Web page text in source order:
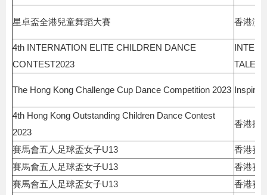
星卓盃全港兒童舞蹈大賽 香港演
4th INTERNATION ELITE CHILDREN DANCE
CONTEST2023
The Hong Kong Challenge Cup Dance Competition 2023
4th Hong Kong Outstanding Children Dance Contest
2023
香港拔
賽馬會五人足球盃女子U13
香港賽
賽馬會五人足球盃女子U13
香港賽
賽馬會五人足球盃女子U13
香港賽